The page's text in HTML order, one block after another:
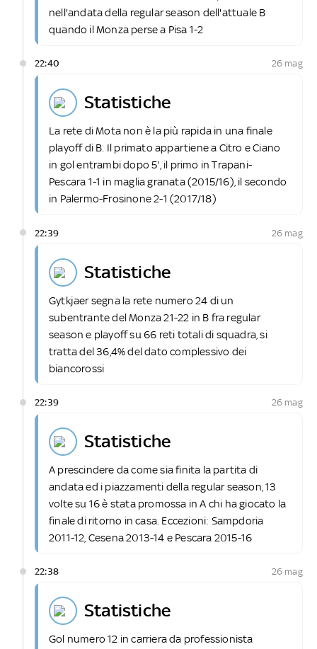
nell'andata della regular season dell'attuale B
quando il Monza perse a Pisa 1-2
22:40 26 mag
statistiche
La rete di Mota non è la più rapida in una finale
playoff di B. Il primato appartiene a Citro e Ciano
in gol entrambi dopo 5', il primo in Trapani-
Pescara 1-1 in maglia granata (2015/16), il secondo
in Palermo-Frosinone 2-1 (2017/18)
22:39 26 mag
statistiche
Gytkjaer segna la rete numero 24 di un
subentrante del Monza 21-22 in B fra regular
season e playoff su 66 reti totali di squadra, si
tratta del 36,4% del dato complessivo dei
biancorossi
22:39 26 mag
statistiche
A prescindere da come sia finita la partita di
andata ed i piazzamenti della regular season, 13
volte su 16 è stata promossa in A chi ha giocato la
finale di ritorno in casa. Eccezioni: Sampdoria
2011-12, Cesena 2013-14 e Pescara 2015-16
22:38 26 mag
statistiche
Gol numero 12 in carriera da professionista